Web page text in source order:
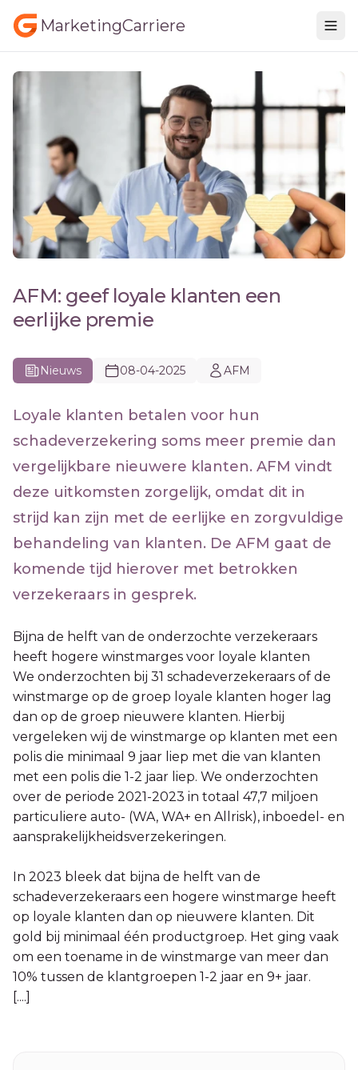
MarketingCarriere
AFM: geef loyale klanten een
eerlijke premie
Nieuws 08-04-2025 AFM
Loyale klanten betalen voor hun
schadeverzekering soms meer premie dan
vergelijkbare nieuwere klanten. AFM vindt
deze uitkomsten zorgelijk, omdat dit in
strijd kan zijn met de eerlijke en zorgvuldige
behandeling van klanten. De AFM gaat de
komende tijd hierover met betrokken
verzekeraars in gesprek.
Bijna de helft van de onderzochte verzekeraars
heeft hogere winstmarges voor loyale klanten
We onderzochten bij 31 schadeverzekeraars of de
winstmarge op de groep loyale klanten hoger lag
dan op de groep nieuwere klanten. Hierbij
vergeleken wij de winstmarge op klanten met een
polis die minimaal 9 jaar liep met die van klanten
met een polis die 1-2 jaar liep. We onderzochten
over de periode 2021-2023 in totaal 47,7 miljoen
particuliere auto- (WA, WA+ en Allrisk), inboedel- en
aansprakelijkheidsverzekeringen.
In 2023 bleek dat bijna de helft van de
schadeverzekeraars een hogere winstmarge heeft
op loyale klanten dan op nieuwere klanten. Dit
gold bij minimaal één productgroep. Het ging vaak
om een toename in de winstmarge van meer dan
10% tussen de klantgroepen 1-2 jaar en 9+ jaar.
[....]